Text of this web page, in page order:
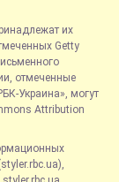
их
Getty
отмеченные
Украина», могут
Attribution